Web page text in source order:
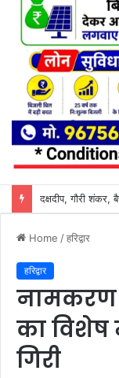
Home /हरिद्वार
हरिद्वार
का विशेष
गिरी